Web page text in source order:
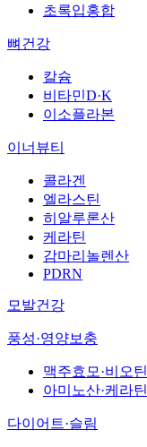
초록입홍합
뼈건강
칼슘
비타민D·K
이소플라본
이너뷰티
콜라겐
엘라스틴
히알루론산
케라틴
감마리놀렌산
PDRN
모발건강
풍성·영양보충
맥주효모·비오틴
아미노산·케라틴
다이어트·슬림